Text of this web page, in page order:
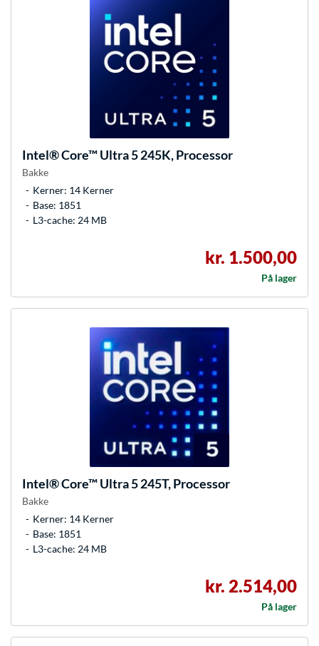
Intel®Core™ Ultra 5 245K, Processor
Bakke
Kerner: 14 Kerner
Base: 1851
L3-cache: 24 MB
kr. 1.500,00
På lager
Intel®Core™ Ultra 5 245T, Processor
Bakke
Kerner: 14 Kerner
Base: 1851
L3-cache: 24 MB
kr. 2.514,00
På lager